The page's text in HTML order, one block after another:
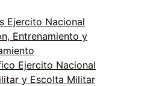
Ejercito Nacional
Entrenamiento y
Ejercito Nacional
y Escolta Militar